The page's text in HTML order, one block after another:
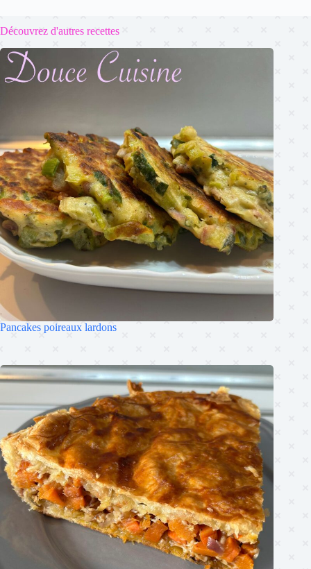
Découvrez d'autres recettes
Pancakes poireaux lardons